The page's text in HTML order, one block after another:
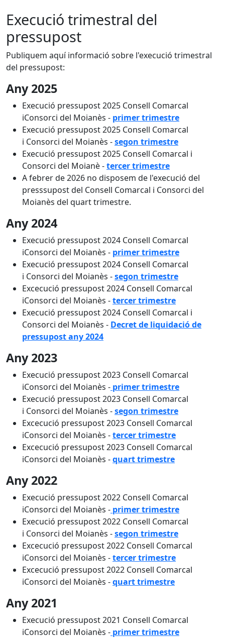
Execució trimestral del
pressupost
Publiquem aquí informació sobre l'execució trimestral
del pressupost:
Any 2025
Execució pressupost 2025 Consell Comarcal
iConsorci del Moianès - primer trimestre
Execució pressupost 2025 Consell Comarcal
i Consorci del Moianès -segon trimestre
Execució pressupost 2025 Consell Comarcal i
Consorci del Moianè -tercer trimestre
A febrer de 2026 no disposem de l'execució del
presssupost del Consell Comarcal i Consorci del
Moianès del quart trimestre.
Any 2024
Execució pressupost 2024 Consell Comarcal
iConsorci del Moianès - primer trimestre
Execució pressupost 2024 Consell Comarcal
i Consorci del Moianès -segon trimestre
Excecució pressupost 2024 Consell Comarcal
iConsorci del Moianès -tercer trimestre
Execució pressupost 2024 Consell Comarcal i
Consorci del Moianès - Decret de liquidació de
pressupost any 2024
Any 2023
Execució pressupost 2023 Consell Comarcal
iConsorci del Moianès - primer trimestre
Execució pressupost 2023 Consell Comarcal
i Consorci del Moianès -segon trimestre
Excecució pressupost 2023 Consell Comarcal
iConsorci del Moianès -tercer trimestre
Excecució pressupost 2023 Consell Comarcal
iConsorci del Moianès -quart trimestre
Any 2022
Execució pressupost 2022 Consell Comarcal
iConsorci del Moianès - primer trimestre
Execució pressupost 2022 Consell Comarcal
i Consorci del Moianès -segon trimestre
Excecució pressupost 2022 Consell Comarcal
iConsorci del Moianès -tercer trimestre
Excecució pressupost 2022 Consell Comarcal
iConsorci del Moianès -quart trimestre
Any 2021
Execució pressupost 2021 Consell Comarcal
iConsorci del Moianès - primer trimestre